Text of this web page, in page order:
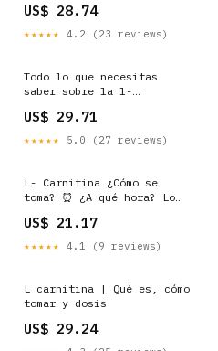
US$ 28.74
★★★★★ 4.2 (23 reviews)
Todo lo que necesitas
saber sobre la l-
US$ 29.71
★★★★★ 5.0 (27 reviews)
L- Carnitina ¿Cómo se
toma? ⏰ ¿A qué hora? Lo
minutos antes del
entrenamiento. 🍽️ ¿En
ayunas o después de comer?
rápida. Perfecto
US$ 21.17
★★★★★ 4.1 (9 reviews)
L carnitina | Qué es, cómo
tomar y dosis
US$ 29.24